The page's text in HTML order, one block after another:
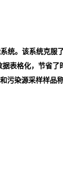
统。该系统克服
表格化，节省
污染源采样样